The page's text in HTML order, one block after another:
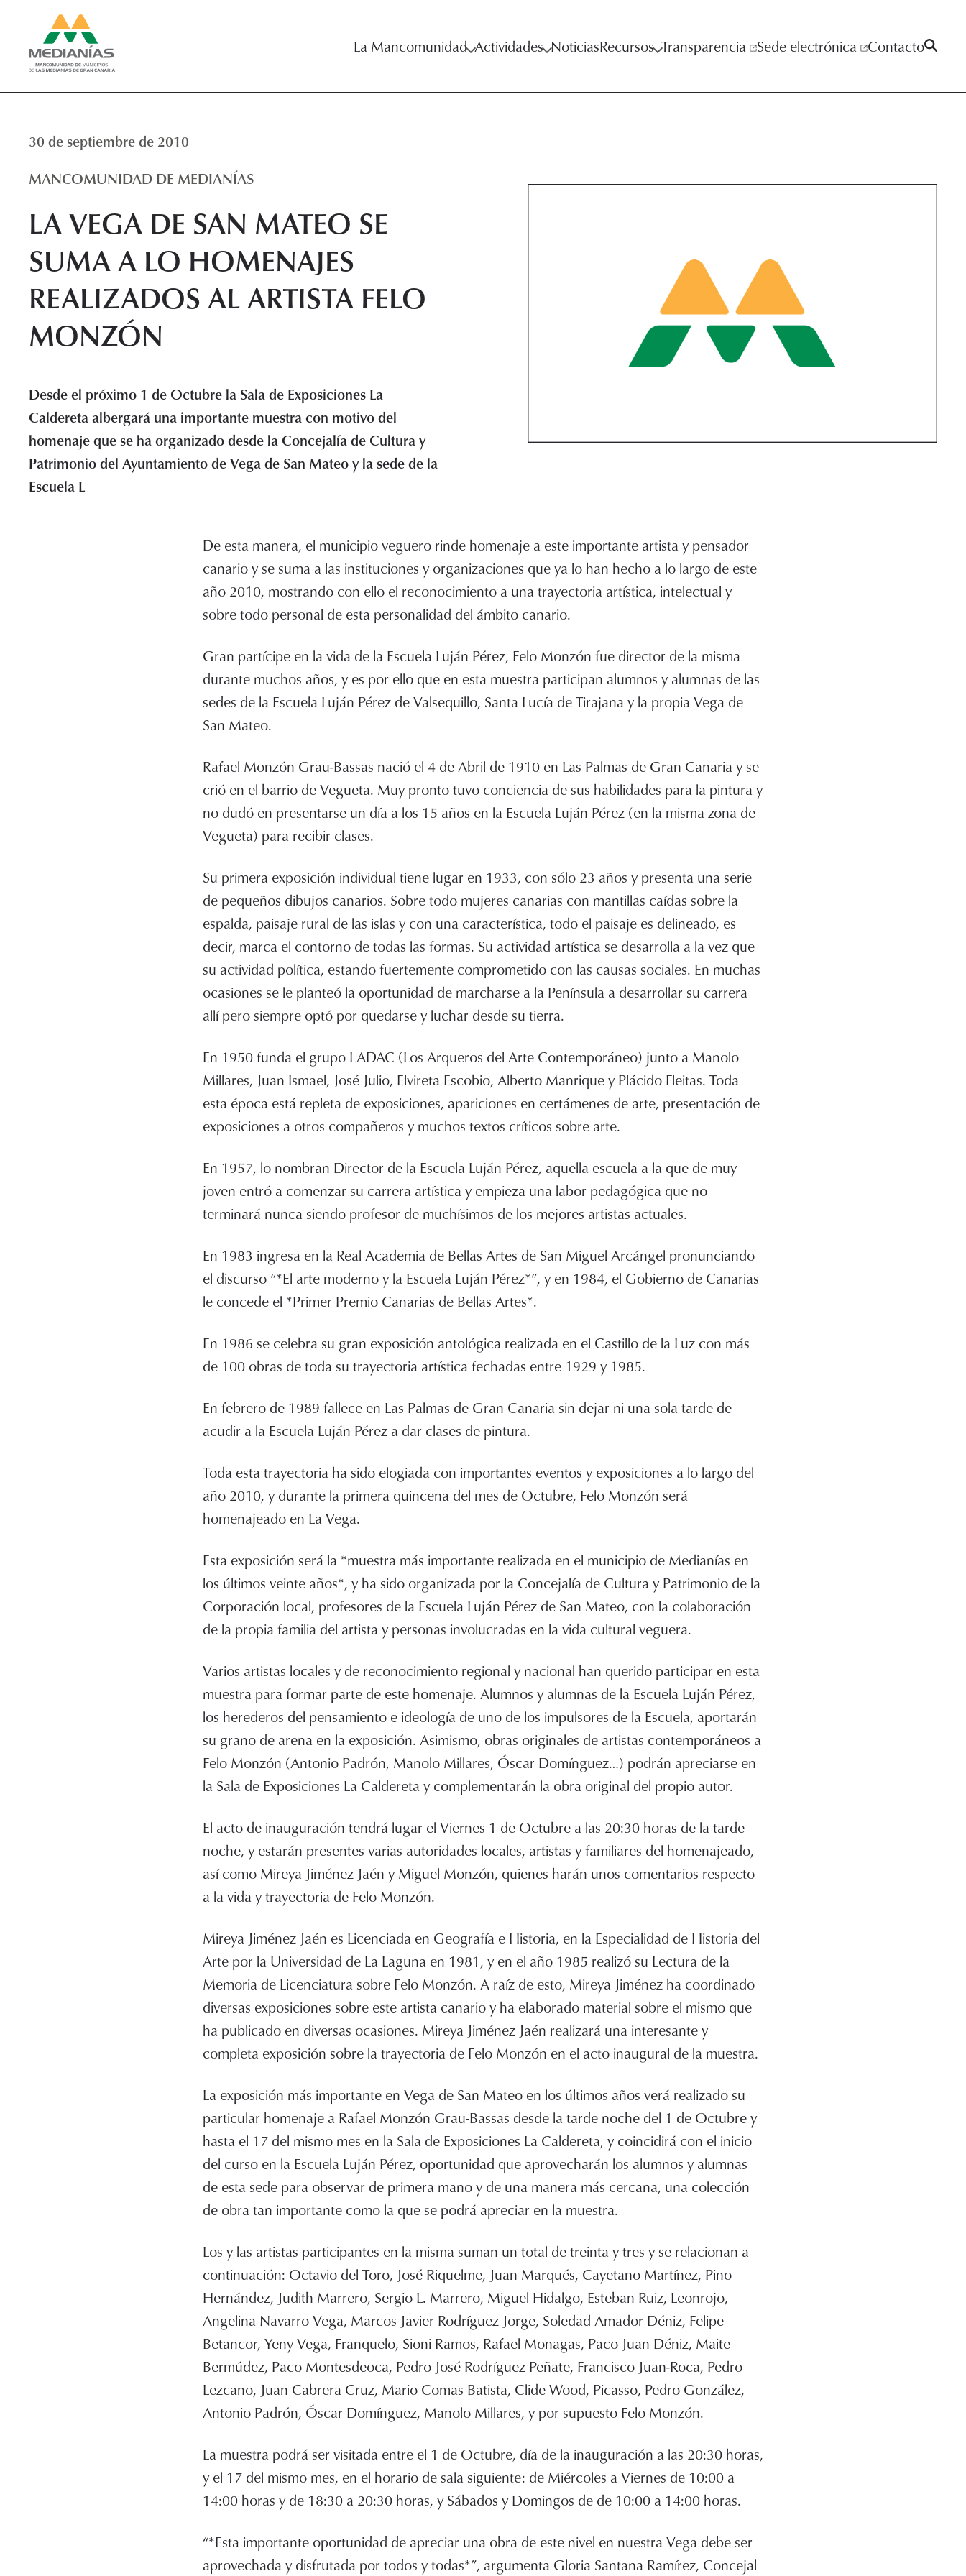
La Mancomunidad Actividades NoticiasRecursos Transparencia Sede electrónica Contacto
30 de septiembre de 2010
MANCOMUNIDAD DE MEDIANÍAS
LA VEGA DE SAN MATEO SE
SUMA A LO HOMENAJES
REALIZADOS AL ARTISTA FELO
MONZÓN
Desde el próximo 1 de Octubre la Sala de Exposiciones La
Caldereta albergará una importante muestra con motivo del
homenaje que se ha organizado desde la Concejalía de Cultura y
Patrimonio del Ayuntamiento de Vega de San Mateo y la sede de la
Escuela L
De esta manera, el municipio veguero rinde homenaje a este importante artista y pensador
canario y se suma a las instituciones y organizaciones que ya lo han hecho a lo largo de este
año 2010, mostrando con ello el reconocimiento a una trayectoria artística, intelectual y
sobre todo personal de esta personalidad del ámbito canario.
Gran partícipe en la vida de la Escuela Luján Pérez, Felo Monzón fue director de la misma
durante muchos años, y es por ello que en esta muestra participan alumnos y alumnas de las
sedes de la Escuela Luján Pérez de Valsequillo, Santa Lucía de Tirajana y la propia Vega de
San Mateo.
Rafael Monzón Grau-Bassas nació el 4 de Abril de 1910 en Las Palmas de Gran Canaria y se
crió en el barrio de Vegueta. Muy pronto tuvo conciencia de sus habilidades para la pintura y
no dudó en presentarse un día a los 15 años en la Escuela Luján Pérez (en la misma zona de
Vegueta) para recibir clases.
Su primera exposición individual tiene lugar en 1933, con sólo 23 años y presenta una serie
de pequeños dibujos canarios. Sobre todo mujeres canarias con mantillas caídas sobre la
espalda, paisaje rural de las islas y con una característica, todo el paisaje es delineado, es
decir, marca el contorno de todas las formas. Su actividad artística se desarrolla a la vez que
su actividad política, estando fuertemente comprometido con las causas sociales. En muchas
ocasiones se le planteó la oportunidad de marcharse a la Península a desarrollar su carrera
allí pero siempre optó por quedarse y luchar desde su tierra.
En 1950 funda el grupo LADAC (Los Arqueros del Arte Contemporáneo) junto a Manolo
Millares, Juan Ismael, José Julio, Elvireta Escobio, Alberto Manrique y Plácido Fleitas. Toda
esta época está repleta de exposiciones, apariciones en certámenes de arte, presentación de
exposiciones a otros compañeros y muchos textos críticos sobre arte.
En 1957, lo nombran Director de la Escuela Luján Pérez, aquella escuela a la que de muy
joven entró a comenzar su carrera artística y empieza una labor pedagógica que no
terminará nunca siendo profesor de muchísimos de los mejores artistas actuales.
En 1983 ingresa en la Real Academia de Bellas Artes de San Miguel Arcángel pronunciando
el discurso “*El arte moderno y la Escuela Luján Pérez*”, y en 1984, el Gobierno de Canarias
le concede el *Primer Premio Canarias de Bellas Artes*.
En 1986 se celebra su gran exposición antológica realizada en el Castillo de la Luz con más
de 100 obras de toda su trayectoria artística fechadas entre 1929 y 1985.
En febrero de 1989 fallece en Las Palmas de Gran Canaria sin dejar ni una sola tarde de
acudir a la Escuela Luján Pérez a dar clases de pintura.
Toda esta trayectoria ha sido elogiada con importantes eventos y exposiciones a lo largo del
año 2010, y durante la primera quincena del mes de Octubre, Felo Monzón será
homenajeado en La Vega.
Esta exposición será la *muestra más importante realizada en el municipio de Medianías en
los últimos veinte años*, y ha sido organizada por la Concejalía de Cultura y Patrimonio de la
Corporación local, profesores de la Escuela Luján Pérez de San Mateo, con la colaboración
de la propia familia del artista y personas involucradas en la vida cultural veguera.
Varios artistas locales y de reconocimiento regional y nacional han querido participar en esta
muestra para formar parte de este homenaje. Alumnos y alumnas de la Escuela Luján Pérez,
los herederos del pensamiento e ideología de uno de los impulsores de la Escuela, aportarán
su grano de arena en la exposición. Asimismo, obras originales de artistas contemporáneos a
Felo Monzón (Antonio Padrón, Manolo Millares, Óscar Domínguez…) podrán apreciarse en
la Sala de Exposiciones La Caldereta y complementarán la obra original del propio autor.
El acto de inauguración tendrá lugar el Viernes 1 de Octubre a las 20:30 horas de la tarde
noche, y estarán presentes varias autoridades locales, artistas y familiares del homenajeado,
así como Mireya Jiménez Jaén y Miguel Monzón, quienes harán unos comentarios respecto
a la vida y trayectoria de Felo Monzón.
Mireya Jiménez Jaén es Licenciada en Geografía e Historia, en la Especialidad de Historia del
Arte por la Universidad de La Laguna en 1981, y en el año 1985 realizó su Lectura de la
Memoria de Licenciatura sobre Felo Monzón. A raíz de esto, Mireya Jiménez ha coordinado
diversas exposiciones sobre este artista canario y ha elaborado material sobre el mismo que
ha publicado en diversas ocasiones. Mireya Jiménez Jaén realizará una interesante y
completa exposición sobre la trayectoria de Felo Monzón en el acto inaugural de la muestra.
La exposición más importante en Vega de San Mateo en los últimos años verá realizado su
particular homenaje a Rafael Monzón Grau-Bassas desde la tarde noche del 1 de Octubre y
hasta el 17 del mismo mes en la Sala de Exposiciones La Caldereta, y coincidirá con el inicio
del curso en la Escuela Luján Pérez, oportunidad que aprovecharán los alumnos y alumnas
de esta sede para observar de primera mano y de una manera más cercana, una colección
de obra tan importante como la que se podrá apreciar en la muestra.
Los y las artistas participantes en la misma suman un total de treinta y tres y se relacionan a
continuación: Octavio del Toro, José Riquelme, Juan Marqués, Cayetano Martínez, Pino
Hernández, Judith Marrero, Sergio L. Marrero, Miguel Hidalgo, Esteban Ruiz, Leonrojo,
Angelina Navarro Vega, Marcos Javier Rodríguez Jorge, Soledad Amador Déniz, Felipe
Betancor, Yeny Vega, Franquelo, Sioni Ramos, Rafael Monagas, Paco Juan Déniz, Maite
Bermúdez, Paco Montesdeoca, Pedro José Rodríguez Peñate, Francisco Juan-Roca, Pedro
Lezcano, Juan Cabrera Cruz, Mario Comas Batista, Clide Wood, Picasso, Pedro González,
Antonio Padrón, Óscar Domínguez, Manolo Millares, y por supuesto Felo Monzón.
La muestra podrá ser visitada entre el 1 de Octubre, día de la inauguración a las 20:30 horas,
y el 17 del mismo mes, en el horario de sala siguiente: de Miércoles a Viernes de 10:00 a
14:00 horas y de 18:30 a 20:30 horas, y Sábados y Domingos de de 10:00 a 14:00 horas.
“*Esta importante oportunidad de apreciar una obra de este nivel en nuestra Vega debe ser
aprovechada y disfrutada por todos y todas*”, argumenta Gloria Santana Ramírez, Concejal